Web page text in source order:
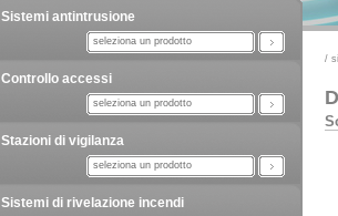
Sistemi antintrusione
seleziona un prodotto
Controllo accessi
seleziona un prodotto
Stazioni di vigilanza
seleziona un prodotto
Sistemi di rivelazione incendi
/